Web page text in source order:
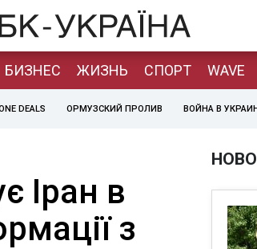
БИЗНЕС ЖИЗНЬ СПОРТ WAVE
DEALS ОРМУЗСКИЙ ПРОЛИВ ВОЙНА В
Іран в
з